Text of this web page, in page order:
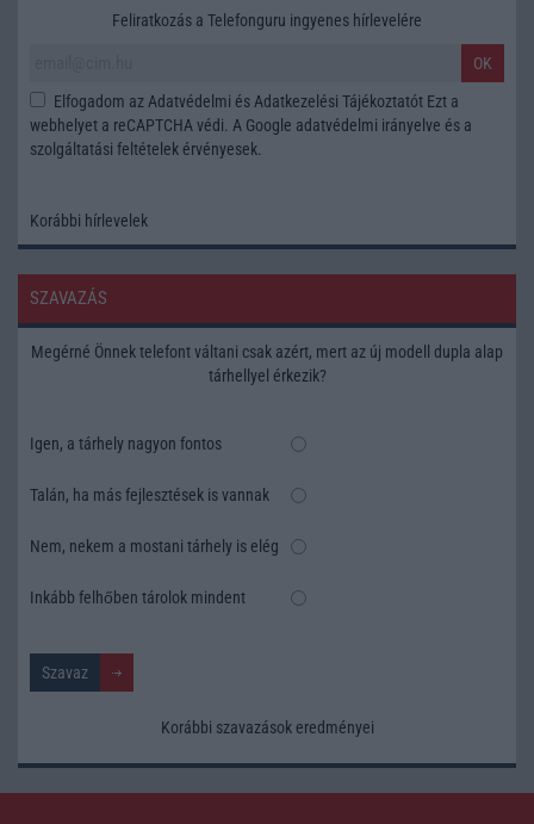
Feliratkozás a Telefonguru ingyenes hírlevelére
OK
Elfogadom azAdatvédelmi és Adatkezelési Tájékoztatót Ezt a
webhelyet a reCAPTCHA védi. A Google adatvédelmi irányelve és a
szolgáltatási feltételek érvényesek.
Korábbi hírlevelek
SZAVAZÁS
Megérné Önnek telefont váltani csak azért, mert az új modell dupla alap
tárhellyel érkezik?
Igen, a tárhely nagyon fontos
Talán, ha más fejlesztések is vannak
Nem, nekem a mostani tárhely is elég
Inkább felhőben tárolok mindent
Korábbi szavazások eredményei